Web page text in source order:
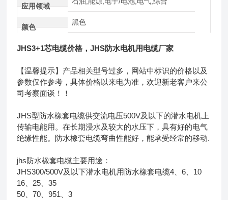
应用领域
颜色
黑色
JHS3+1芯电缆价格，JHS防水电机用电缆厂家
【温馨提示】产品相关型号过多，网站中标识的价格以及
参数仅作参考，具体价格以来电为准，欢迎新老客户来公
司考察面谈！！
JHS型防水橡套电缆供交流电压500V及以下的潜水电机上
传输电能用。在长期浸水及较大的水压下，具有好的电气
绝缘性能。防水橡套电缆弯曲性能好，能承受经常的移动.
jhs防水橡套电缆主要用途：
JHS300/500V及以下潜水电机用防水橡套电缆4、6、10
16、25、35
50、70、951、3